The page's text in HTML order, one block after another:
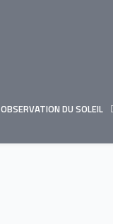
OBSERVATION DU SOLEIL